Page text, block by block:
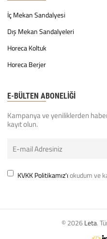
İç Mekan Sandalyesi
Dış Mekan Sandalyeleri
Horeca Koltuk
Horeca Berjer
E-BÜLTEN ABONELİĞİ
Kampanya ve yeniliklerden
kayıt olun.
KVKK Politikamız'ıokudum ve
© 2026 Leta.